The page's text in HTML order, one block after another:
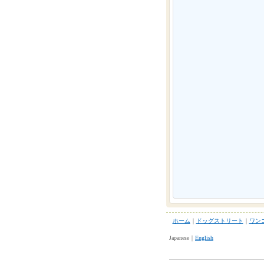
ホーム ｜ ドッグストリート ｜ ワン
Japanese｜ English